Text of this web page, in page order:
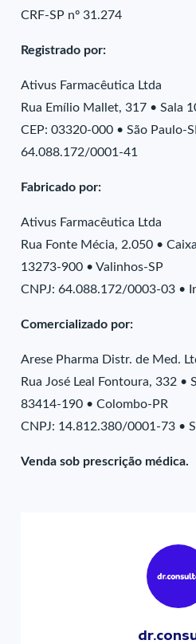
CRF-SP nº 31.274
Registrado por:
Ativus Farmacêutica Ltda
Rua Emílio Mallet, 317 • Sala
CEP: 03320-000 • São Paulo-
64.088.172/0001-41
Fabricado por:
Ativus Farmacêutica Ltda
Rua Fonte Mécia, 2.050 •
13273-900 • Valinhos-SP
CNPJ: 64.088.172/0003-03 •
Comercializado por:
Arese Pharma Distr. de Med.
Rua José Leal Fontoura, 332 •
83414-190 • Colombo-PR
CNPJ: 14.812.380/0001-73 •
Venda sob prescrição médica.